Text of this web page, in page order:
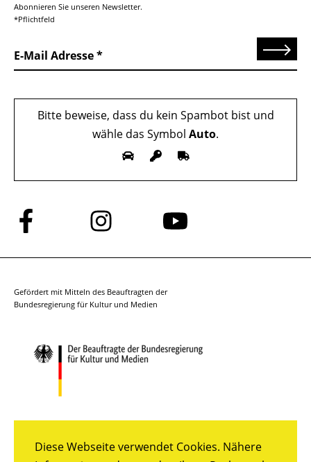
Diese Webseite verwendet Cookies. Nähere
Abonnieren Sie unseren Newsletter.
*Pflichtfeld
E-Mail Adresse Senden
Bitte beweise, dass du kein Spambot bist und
wähle das Symbol Auto.
Folge
uns
auf
Folge
uns
auf
Folge
auf
Gefördert mit Mitteln des Beauftragten der
Bundesregierung für Kultur und Medien